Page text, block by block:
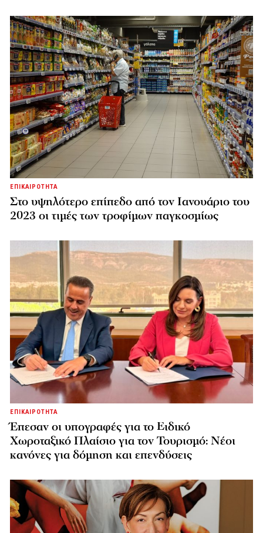
ΕΠΙΚΑΙΡΟΤΗΤΑ
Στο υψηλότερο επίπεδο από τον Ιανουάριο του
2023 οι τιμές των τροφίμων παγκοσμίως
ΕΠΙΚΑΙΡΟΤΗΤΑ
Έπεσαν οι υπογραφές για το Ειδικό
Χωροταξικό Πλαίσιο για τον Τουρισμό: Νέοι
κανόνες για δόμηση και επενδύσεις